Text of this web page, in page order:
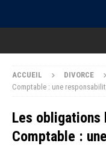
ACCUEIL DIVORCE
Comptable : une
Les obligations
Comptable :